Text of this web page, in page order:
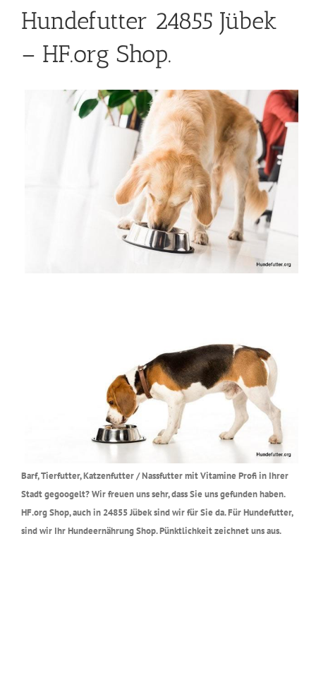
Hundefutter 24855 Jübek
– HF.org Shop.
Barf, Tierfutter, Katzenfutter / Nassfutter mit Vitamine Profi in Ihrer
Stadt gegoogelt? Wir freuen uns sehr, dass Sie uns gefunden haben.
HF.org Shop, auch in 24855 Jübek sind wir für Sie da. Für Hundefutter,
sind wir Ihr Hundeernährung Shop. Pünktlichkeit zeichnet uns aus.